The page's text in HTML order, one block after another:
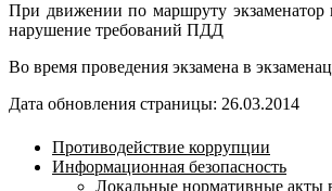
При движении по маршруту экзаменатор
нарушение требований ПДД
Во время проведения экзамена в
Дата обновления страницы: 26.03.2014
Противодействие коррупции
Информационная безопасность
Локальные нормативные акты